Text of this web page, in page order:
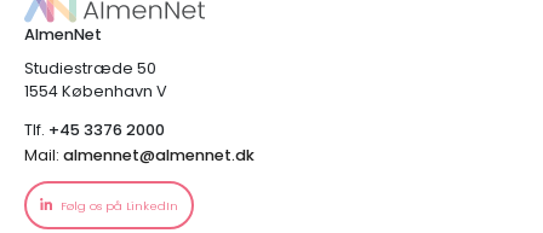
AlmenNet
Studiestræde 50
1554 København V
Tlf. +45 3376 2000
Mail: almennet@almennet.dk
Følg os på LinkedIn